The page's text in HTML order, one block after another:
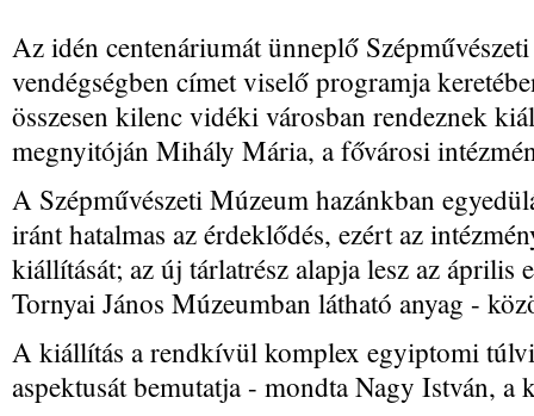
Az idén centenáriumát ünneplő
vendégségben címet viselő programja
összesen kilenc vidéki városban rendeznek
megnyitóján Mihály Mária, a fővárosi
A Szépművészeti Múzeum hazánkban
iránt hatalmas az érdeklődés, ezért az
kiállítását; az új tárlatrész alapja lesz az április
Tornyai János Múzeumban látható anyag -
A kiállítás a rendkívül komplex egyiptomi
aspektusát bemutatja - mondta Nagy István, a